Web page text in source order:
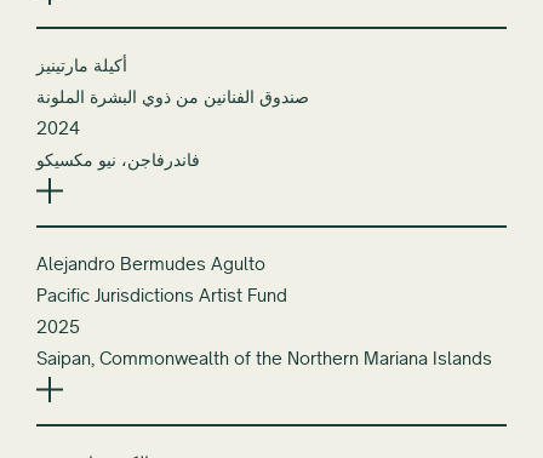
أكيلة مارتينيز
صندوق الفنانين من ذوي البشرة الملونة
2024
فاندرفاجن، نيو مكسيكو
Alejandro Bermudes Agulto
Pacific Jurisdictions Artist Fund
2025
Saipan, Commonwealth of the Northern Mariana Islands